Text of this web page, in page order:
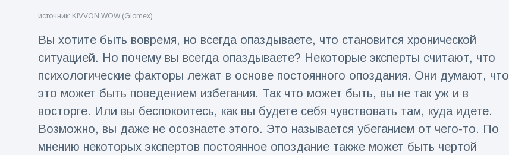
Путешествия и приключения(77)
Последние новости
'Побег'
фокусника из
наручников
вызвал смех у
Просмотров
источник: KIVVON WOW (Glomex)
Вы хотите быть вовремя, но всегда опаздываете, что становится хронической
ситуацией. Но почему вы всегда опаздываете? Некоторые эксперты считают, что
психологические факторы лежат в основе постоянного опоздания. Они думают, что
это может быть поведением избегания. Так что может быть, вы не так уж и в
восторге. Или вы беспокоитесь, как вы будете себя чувствовать там, куда идете.
Возможно, вы даже не осознаете этого. Это называется убеганием от чего-то. По
мнению некоторых экспертов постоянное опоздание также может быть чертой